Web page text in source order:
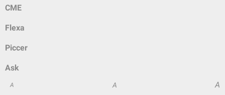
CME
Flexa
Piccer
Ask
A A A